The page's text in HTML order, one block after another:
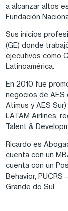
a alcanzar altos
Fundación
Sus inicios
(GE) donde
ejecutivos como
Latinoamérica.
En 2010 fue
negocios de AES
Atimus y AES
LATAM Airlines,
Talent &
Ricardo es
cuenta con un
cuenta con un
Behavior, PUCRS
Grande do Sul.